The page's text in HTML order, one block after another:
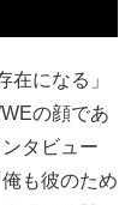
になる」
の顔であ
タビュー
も彼のため